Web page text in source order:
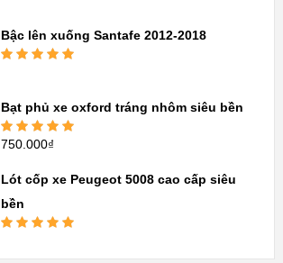
Bậc lên xuống Santafe 2012-2018
Bạt phủ xe oxford tráng nhôm siêu bền
Được xếp
750.000₫
Lót cốp xe Peugeot 5008 cao cấp siêu
bền